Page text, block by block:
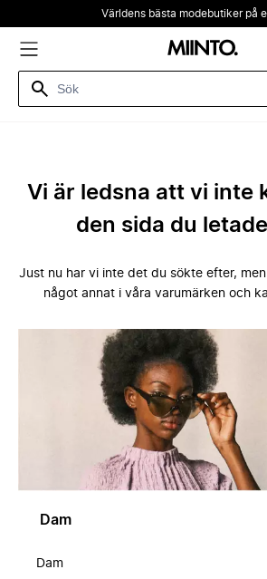
Världens bästa modebutiker på
Vi är ledsna att vi inte
den sida du
Just nu har vi inte det du sökte efter,
något annat i våra varumärken och
Dam
Dam